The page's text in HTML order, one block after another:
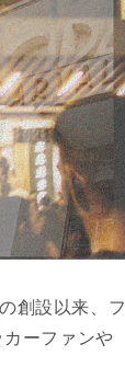
創設以来、フ
ーファンや